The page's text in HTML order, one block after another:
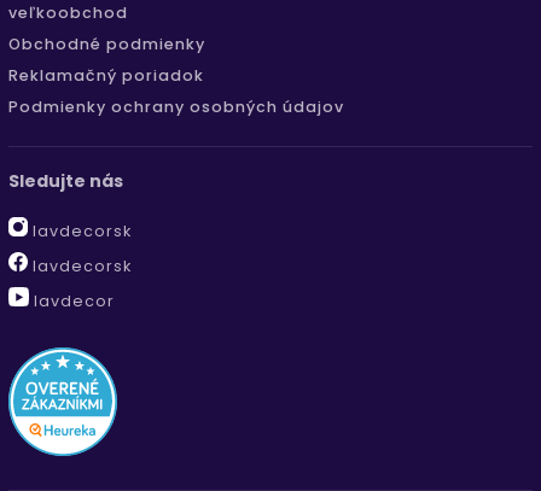
veľkoobchod
Obchodné podmienky
Reklamačný poriadok
Podmienky ochrany osobných údajov
Sledujte nás
lavdecorsk
lavdecorsk
lavdecor